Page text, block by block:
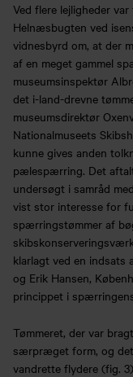
Ved flere lejligheder
Helnæsbugten ved
vidnesbyrd om, at der
af en meget gammel
museumsinspektør
det i-land-drevne
museumsdirektør
Nationalmuseets
kunne gives anden
pælespærring. Det
undersøgt i samråd
vist stor interesse for
spærringstømmer af
klarlagt ved en indsats
og Erik Hansen,
princippet i
Tømmeret, der var
særpræget form, og
vandrette flydere (fig.